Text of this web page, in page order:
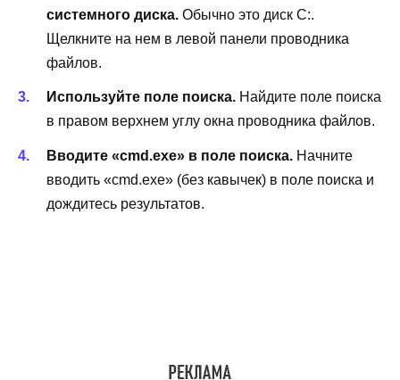
системного диска. Обычно это диск C:.
Щелкните на нем в левой панели проводника
файлов.
Используйте поле поиска. Найдите поле поиска
в правом верхнем углу окна проводника файлов.
Вводите «cmd.exe» в поле поиска. Начните
вводить «cmd.exe» (без кавычек) в поле поиска и
дождитесь результатов.